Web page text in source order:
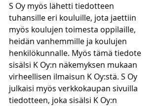
S Oy myös lähetti tiedotteen
tuhansille eri kouluille, jota jaettiin
myös koulujen toimesta oppilaille,
heidän vanhemmille ja koulujen
henkilökunnalle. Myös tämä tiedote
sisälsi K Oy:n näkemyksen mukaan
virheellisen ilmaisun K Oy:stä. S Oy
julkaisi myös verkkokaupan sivuilla
tiedotteen, joka sisälsi K Oy:n